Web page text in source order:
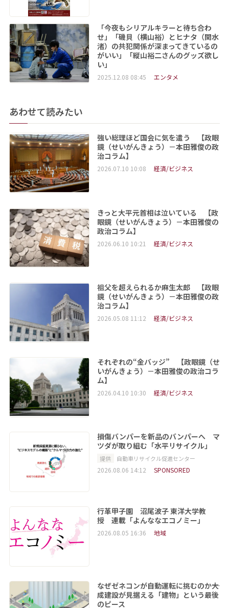
「今夜もシリアルキラーと待ち合わ
せ」「磯貝（横山裕）とヒナタ（関水
渚）の共犯関係が深まってきているの
がいい」「縦山裕二さんのグッズ欲し
い」
2025.12.08 08:45 エンタメ
あわせて読みたい
強い総理ほど国会に気を遣う 【政眼
鏡（せいがんきょう）－本田雅俊の政
治コラム】
2026.07.10 10:08 経済/ビジネス
きっと大平元首相は泣いている 【政
眼鏡（せいがんきょう）－本田雅俊の
政治コラム】
2026.06.10 10:21 経済/ビジネス
祖父を超えられるか麻生太郎 【政眼
鏡（せいがんきょう）－本田雅俊の政
治コラム】
2026.05.08 11:12 経済/ビジネス
それぞれの“金バッジ” 【政眼鏡（せ
いがんきょう）－本田雅俊の政治コラ
ム】
2026.04.10 10:30 経済/ビジネス
損傷バンパーを新品のバンパーへ マ
ツダが取り組む「水平リサイクル」
提供 自動車リサイクル促進センター
2026.08.06 14:12 SPONSORED
行革甲子園 沼尾波子 東洋大学教
授 連載「よんななエコノミー」
2026.08.05 16:36 地域
なぜゼネコンが自動運転に挑むのか――大
成建設が見据える「建物」という最後
のピース